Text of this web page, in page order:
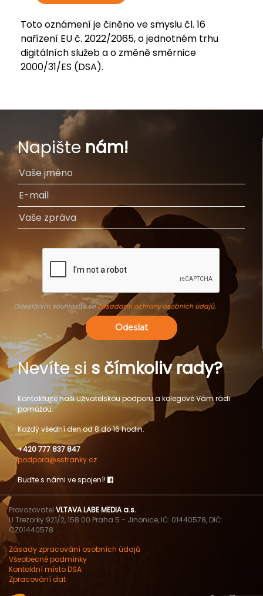
Toto oznámení je činěno ve smyslu čl. 16
nařízení EU č. 2022/2065, o jednotném trhu
digitálních služeb a o změně směrnice
2000/31/ES (DSA).
Napište nám!
Odesláním souhlasíte seZásadami ochrany osobních údajů.
Odeslat
Nevíte si s čímkoliv rady?
Kontaktujte naši uživatelskou podporu a kolegové Vám rádi
pomůžou.
Každý všední den od 8 do 16 hodin.
+420 777 837 847
podpora@estranky.cz
Buďte s námi ve spojení!
Provozovatel VLTAVA LABE MEDIA a.s.
U Trezorky 921/2, 158 00 Praha 5 - Jinonice, IČ: 01440578, DIČ:
CZ01440578
Zásady zpracování osobních údajů
Všeobecné podmínky
Kontaktní místo DSA
Zpracování dat